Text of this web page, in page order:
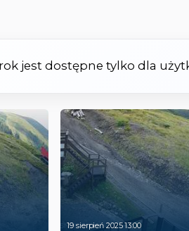
jest dostępne tylko dla
19 sierpień 2025 13:00